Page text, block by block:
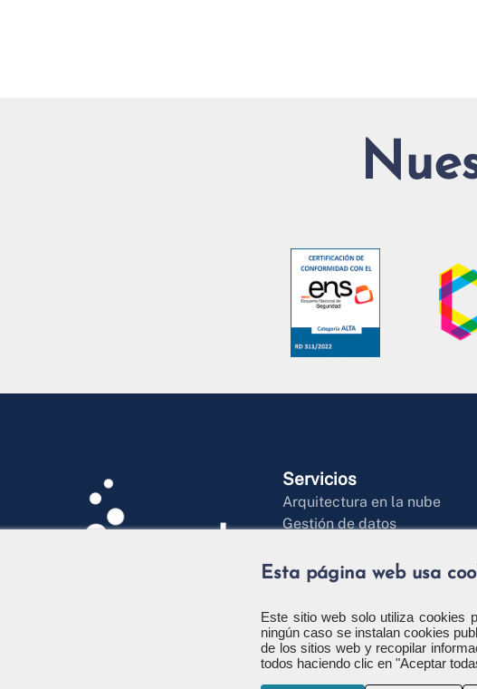
Servicios
Arquitectura en la nube
Gestión de datos
Desarrollo ágil de producto
Soluciones digitales
Business Management
Esta página web usa
Este sitio web solo utiliza cookies
ningún caso se instalan cookies
de los sitios web y recopilar
todos haciendo clic en "Aceptar